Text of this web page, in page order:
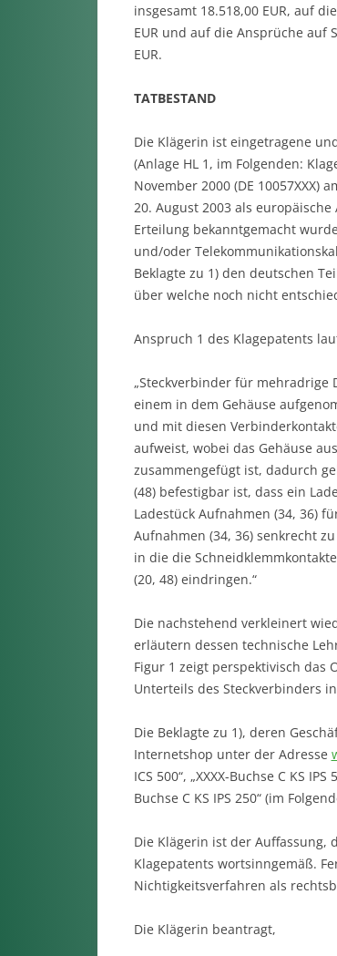
insgesamt 18.518,00 EUR, auf
EUR und auf die Ansprüche auf
EUR.
TATBESTAND
Die Klägerin ist eingetragene
(Anlage HL 1, im Folgenden:
November 2000 (DE 10057XXX)
20. August 2003 als
Erteilung bekanntgemacht
und/oder
Beklagte zu 1) den deutschen
über welche noch nicht
Anspruch 1 des Klagepatents
„Steckverbinder für mehradrige
einem in dem Gehäuse
und mit diesen
aufweist, wobei das Gehäuse
zusammengefügt ist, dadurch
(48) befestigbar ist, dass ein
Ladestück Aufnahmen (34, 36)
Aufnahmen (34, 36) senkrecht
in die die
(20, 48) eindringen.“
Die nachstehend verkleinert
erläutern dessen technische
Figur 1 zeigt perspektivisch das
Unterteils des Steckverbinders
Die Beklagte zu 1), deren
Internetshop unter der Adresse
ICS 500“, „XXXX-Buchse C KS IPS
Buchse C KS IPS 250“ (im
Die Klägerin ist der Auffassung,
Klagepatents wortsinngemäß.
Nichtigkeitsverfahren als
Die Klägerin beantragt,